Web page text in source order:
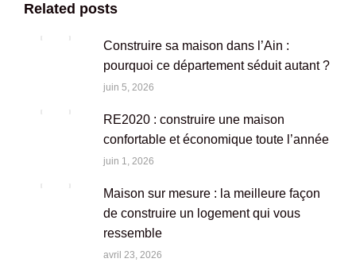
Related posts
Construire sa maison dans l’Ain :
pourquoi ce département séduit autant ?
juin 5, 2026
RE2020 : construire une maison
confortable et économique toute l’année
juin 1, 2026
Maison sur mesure : la meilleure façon
de construire un logement qui vous
ressemble
avril 23, 2026